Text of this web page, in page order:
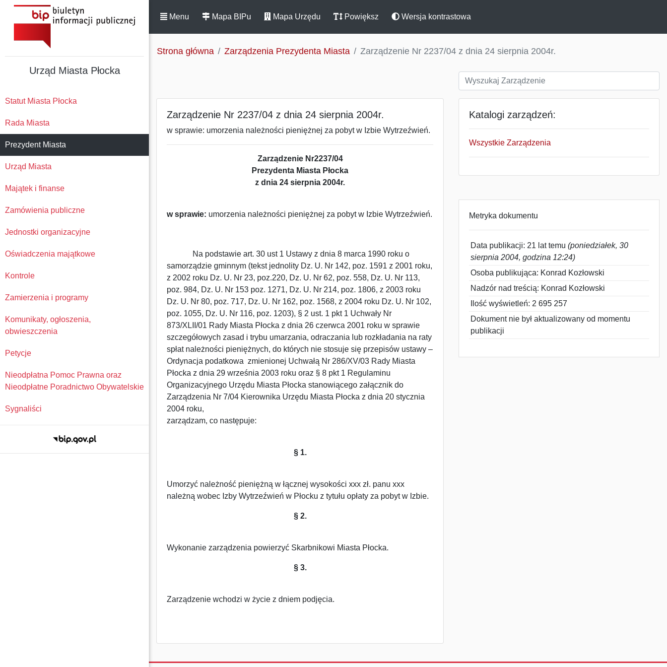
Urząd Miasta Płocka
Statut Miasta Płocka
Rada Miasta
Prezydent Miasta
Urząd Miasta
Majątek i finanse
Zamówienia publiczne
Jednostki organizacyjne
Oświadczenia majątkowe
Kontrole
Zamierzenia i programy
Komunikaty, ogłoszenia,
obwieszczenia
Petycje
Nieodpłatna Pomoc Prawna oraz
Nieodpłatne Poradnictwo Obywatelskie
Sygnaliści
Menu Mapa BIPu Mapa Urzędu Powiększ Wersja kontrastowa
Strona główna Zarządzenia Prezydenta Miasta Zarządzenie Nr 2237/04 z dnia 24 sierpnia 2004r.
Zarządzenie Nr 2237/04 z dnia 24 sierpnia 2004r.
w sprawie: umorzenia należności pieniężnej za pobyt w Izbie Wytrzeźwień.
Zarządzenie Nr2237/04
Prezydenta Miasta Płocka
z dnia 24 sierpnia 2004r.
w sprawie: umorzenia należności pieniężnej za pobyt w Izbie Wytrzeźwień.
Na podstawie art. 30 ust 1 Ustawy z dnia 8 marca 1990 roku o
samorządzie gminnym (tekst jednolity Dz. U. Nr 142, poz. 1591 z 2001 roku,
z 2002 roku Dz. U. Nr 23, poz.220, Dz. U. Nr 62, poz. 558, Dz. U. Nr 113,
poz. 984, Dz. U. Nr 153 poz. 1271, Dz. U. Nr 214, poz. 1806, z 2003 roku
Dz. U. Nr 80, poz. 717, Dz. U. Nr 162, poz. 1568, z 2004 roku Dz. U. Nr 102,
poz. 1055, Dz. U. Nr 116, poz. 1203), § 2 ust. 1 pkt 1 Uchwały Nr
873/XLII/01 Rady Miasta Płocka z dnia 26 czerwca 2001 roku w sprawie
szczegółowych zasad i trybu umarzania, odraczania lub rozkładania na raty
spłat należności pieniężnych, do których nie stosuje się przepisów ustawy –
Ordynacja podatkowa zmienionej Uchwałą Nr 286/XV/03 Rady Miasta
Płocka z dnia 29 września 2003 roku oraz § 8 pkt 1 Regulaminu
Organizacyjnego Urzędu Miasta Płocka stanowiącego załącznik do
Zarządzenia Nr 7/04 Kierownika Urzędu Miasta Płocka z dnia 20 stycznia
2004 roku,
zarządzam, co następuje:
§ 1.
Umorzyć należność pieniężną w łącznej wysokości xxx zł. panu xxx
należną wobec Izby Wytrzeźwień w Płocku z tytułu opłaty za pobyt w Izbie.
§ 2.
Wykonanie zarządzenia powierzyć Skarbnikowi Miasta Płocka.
§ 3.
Zarządzenie wchodzi w życie z dniem podjęcia.
Katalogi zarządzeń:
Wszystkie Zarządzenia
Metryka dokumentu
Data publikacji: 21 lat temu (poniedziałek, 30
sierpnia 2004, godzina 12:24)
Osoba publikująca: Konrad Kozłowski
Nadzór nad treścią: Konrad Kozłowski
Ilość wyświetleń: 2 695 257
Dokument nie był aktualizowany od momentu
publikacji